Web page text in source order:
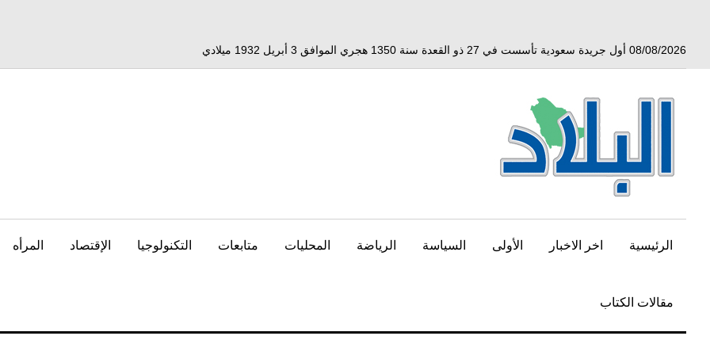
08/08/2026 أول جريدة سعودية تأسست في 27 ذو القعدة سنة 1350 هجري الموافق 3 أبريل 1932 ميلادي
الرئيسية اخر الاخبار الأولى السياسة الرياضة المحليات متابعات التكنولوجيا الإقتصاد المرأه
مقالات الكتاب